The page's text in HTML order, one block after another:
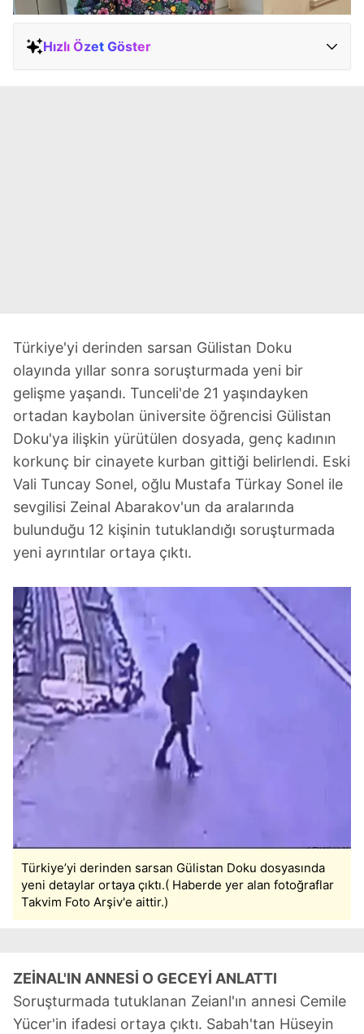
Hızlı Özet Göster
Türkiye'yi derinden sarsan Gülistan Doku
olayında yıllar sonra soruşturmada yeni bir
gelişme yaşandı. Tunceli'de 21 yaşındayken
ortadan kaybolan üniversite öğrencisi Gülistan
Doku'ya ilişkin yürütülen dosyada, genç kadının
korkunç bir cinayete kurban gittiği belirlendi. Eski
Vali Tuncay Sonel, oğlu Mustafa Türkay Sonel ile
sevgilisi Zeinal Abarakov'un da aralarında
bulunduğu 12 kişinin tutuklandığı soruşturmada
yeni ayrıntılar ortaya çıktı.
Türkiye’yi derinden sarsan Gülistan Doku dosyasında
yeni detaylar ortaya çıktı.( Haberde yer alan fotoğraflar
Takvim Foto Arşiv'e aittir.)
ZEİNAL'IN ANNESİ O GECEYİ ANLATTI
Soruşturmada tutuklanan Zeianl'ın annesi Cemile
Yücer'in ifadesi ortaya çıktı. Sabah'tan Hüseyin